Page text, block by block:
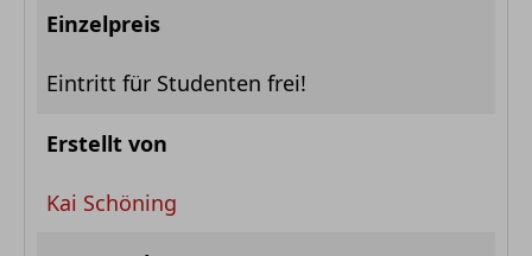
Einzelpreis
Eintritt für Studenten frei!
Erstellt von
Kai Schöning